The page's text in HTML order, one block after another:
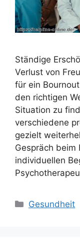
Ständige
Verlust von
für ein
den richtigen
Situation zu
verschiedene
gezielt
Gespräch beim
individuellen
Kategorien
Gesundheit